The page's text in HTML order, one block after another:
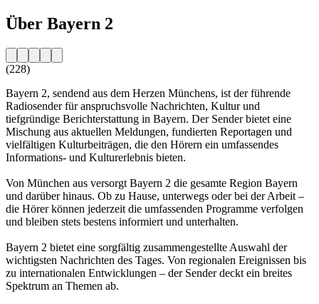
Über Bayern 2
(228)
Bayern 2, sendend aus dem Herzen Münchens, ist der führende
Radiosender für anspruchsvolle Nachrichten, Kultur und
tiefgründige Berichterstattung in Bayern. Der Sender bietet eine
Mischung aus aktuellen Meldungen, fundierten Reportagen und
vielfältigen Kulturbeiträgen, die den Hörern ein umfassendes
Informations- und Kulturerlebnis bieten.
Von München aus versorgt Bayern 2 die gesamte Region Bayern
und darüber hinaus. Ob zu Hause, unterwegs oder bei der Arbeit –
die Hörer können jederzeit die umfassenden Programme verfolgen
und bleiben stets bestens informiert und unterhalten.
Bayern 2 bietet eine sorgfältig zusammengestellte Auswahl der
wichtigsten Nachrichten des Tages. Von regionalen Ereignissen bis
zu internationalen Entwicklungen – der Sender deckt ein breites
Spektrum an Themen ab.